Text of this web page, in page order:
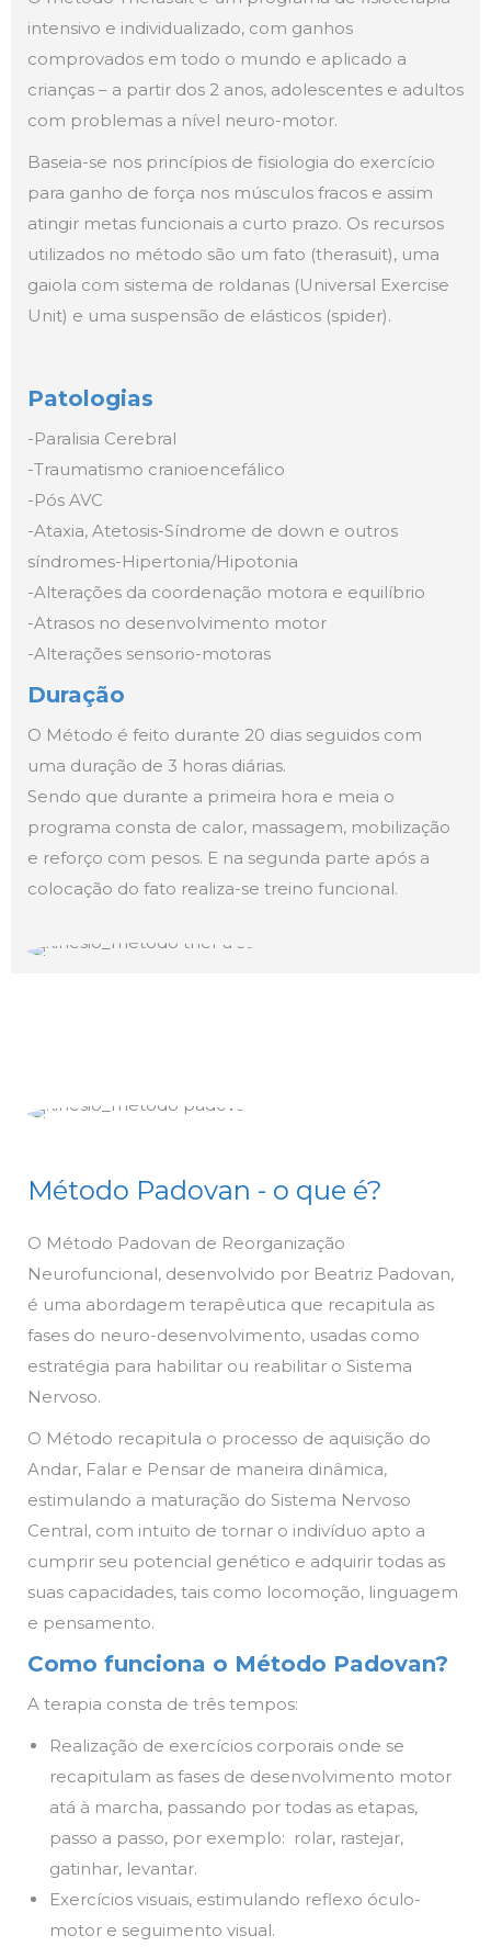
intensivo e individualizado, com ganhos
comprovados em todo o mundo e aplicado a
crianças – a partir dos 2 anos, adolescentes e adultos
com problemas a nível neuro-motor.
Baseia-se nos princípios de fisiologia do exercício
para ganho de força nos músculos fracos e assim
atingir metas funcionais a curto prazo. Os recursos
utilizados no método são um fato (therasuit), uma
gaiola com sistema de roldanas (Universal Exercise
Unit) e uma suspensão de elásticos (spider).
Patologias
-Paralisia Cerebral
-Traumatismo cranioencefálico
-Pós AVC
-Ataxia, Atetosis-Síndrome de down e outros
síndromes-Hipertonia/Hipotonia
-Alterações da coordenação motora e equilíbrio
-Atrasos no desenvolvimento motor
-Alterações sensorio-motoras
Duração
O Método é feito durante 20 dias seguidos com
uma duração de 3 horas diárias.
Sendo que durante a primeira hora e meia o
programa consta de calor, massagem, mobilização
e reforço com pesos. E na segunda parte após a
colocação do fato realiza-se treino funcional.
Método Padovan - o que é?
O Método Padovan de Reorganização
Neurofuncional, desenvolvido por Beatriz Padovan,
é uma abordagem terapêutica que recapitula as
fases do neuro-desenvolvimento, usadas como
estratégia para habilitar ou reabilitar o Sistema
Nervoso.
O Método recapitula o processo de aquisição do
Andar, Falar e Pensar de maneira dinâmica,
estimulando a maturação do Sistema Nervoso
Central, com intuito de tornar o indivíduo apto a
cumprir seu potencial genético e adquirir todas as
suas capacidades, tais como locomoção, linguagem
e pensamento.
Como funciona o Método Padovan?
A terapia consta de três tempos:
Realização de exercícios corporais onde se
recapitulam as fases de desenvolvimento motor
atá à marcha, passando por todas as etapas,
passo a passo, por exemplo: rolar, rastejar,
gatinhar, levantar.
Exercícios visuais, estimulando reflexo óculo-
motor e seguimento visual.